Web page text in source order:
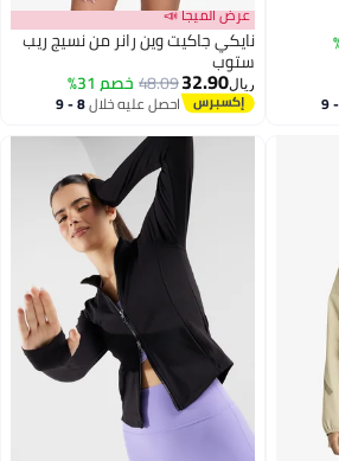
8 - 9
عرض الميجا 📣
نايكي جاكيت وين رانر من نسيج ريب
ستوب
ريال32.90
48.09خصم 31%
احصل عليه خلال 8 - 9